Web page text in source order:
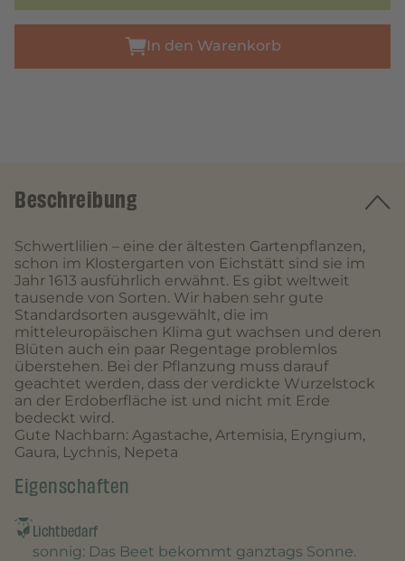
In den Warenkorb
Beschreibung
Schwertlilien – eine der ältesten Gartenpflanzen,
schon im Klostergarten von Eichstätt sind sie im
Jahr 1613 ausführlich erwähnt. Es gibt weltweit
tausende von Sorten. Wir haben sehr gute
Standardsorten ausgewählt, die im
mitteleuropäischen Klima gut wachsen und deren
Blüten auch ein paar Regentage problemlos
überstehen. Bei der Pflanzung muss darauf
geachtet werden, dass der verdickte Wurzelstock
an der Erdoberfläche ist und nicht mit Erde
bedeckt wird.
Gute Nachbarn: Agastache, Artemisia, Eryngium,
Gaura, Lychnis, Nepeta
Eigenschaften
Lichtbedarf
sonnig: Das Beet bekommt ganztags Sonne.